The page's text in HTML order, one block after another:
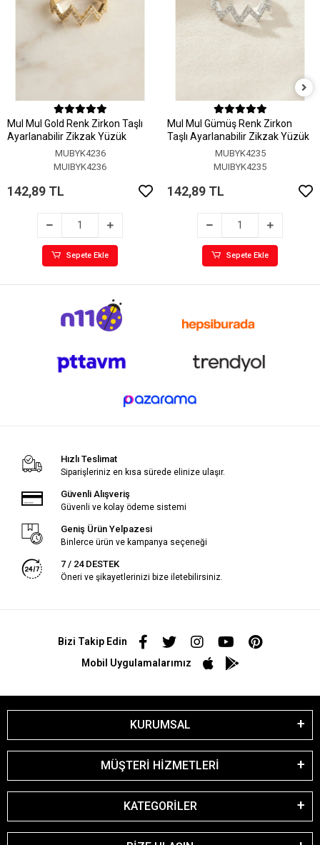
MuI MuI Gold Renk Zirkon Taşlı
Ayarlanabilir Zikzak Yüzük
MUBYK4236
MUIBYK4236
142,89 TL
Sepete Ekle
MuI MuI Gümüş Renk Zirkon
Taşlı Ayarlanabilir Zikzak Yüzük
MUBYK4235
MUIBYK4235
142,89 TL
Sepete Ekle
Hızlı Teslimat
Siparişleriniz en kısa sürede elinize ulaşır.
Güvenli Alışveriş
Güvenli ve kolay ödeme sistemi
Geniş Ürün Yelpazesi
Binlerce ürün ve kampanya seçeneği
7 / 24 DESTEK
Öneri ve şikayetlerinizi bize iletebilirsiniz.
Bizi Takip Edin
Mobil Uygulamalarımız
KURUMSAL
MÜŞTERİ HİZMETLERİ
KATEGORİLER